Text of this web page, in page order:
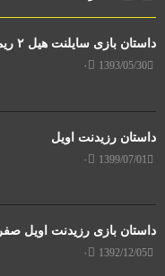
داستان بازی سایلنت هیل ۲ ریمیک
1393/05/30 ۰
داستان رزیدنت اویل
1399/07/01 ۰
داستان بازی رزیدنت اویل صفر
1392/12/05 ۰